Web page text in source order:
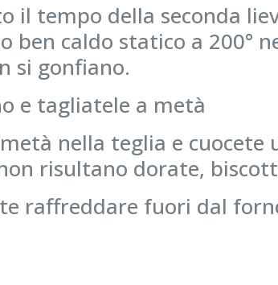
il tempo della seconda
ben caldo statico a 200°
si gonfiano.
e tagliatele a metà
nella teglia e cuocete
risultano dorate,
raffreddare fuori dal